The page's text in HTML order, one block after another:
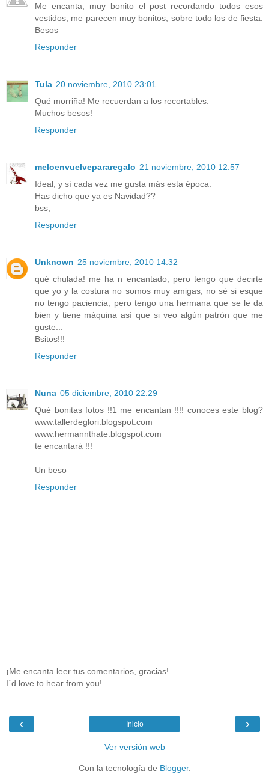
Me encanta, muy bonito el post recordando todos esos
vestidos, me parecen muy bonitos, sobre todo los de fiesta.
Besos
Responder
Tula 20 noviembre, 2010 23:01
Qué morriña! Me recuerdan a los recortables.
Muchos besos!
Responder
meloenvuelvepararegalo 21 noviembre, 2010 12:57
Ideal, y sí cada vez me gusta más esta época.
Has dicho que ya es Navidad??
bss,
Responder
Unknown 25 noviembre, 2010 14:32
qué chulada! me ha n encantado, pero tengo que decirte
que yo y la costura no somos muy amigas, no sé si esque
no tengo paciencia, pero tengo una hermana que se le da
bien y tiene máquina así que si veo algún patrón que me
guste...
Bsitos!!!
Responder
Nuna 05 diciembre, 2010 22:29
Qué bonitas fotos !!1 me encantan !!!! conoces este blog?
www.tallerdeglori.blogspot.com
www.hermannthate.blogspot.com
te encantará !!!
Un beso
Responder
¡Me encanta leer tus comentarios, gracias!
I´d love to hear from you!
‹ ›
Inicio
Ver versión web
Con la tecnología de Blogger.